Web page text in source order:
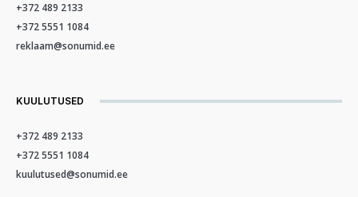
+372 489 2133
+372 5551 1084
reklaam@sonumid.ee
KUULUTUSED
+372 489 2133
+372 5551 1084
kuulutused@sonumid.ee